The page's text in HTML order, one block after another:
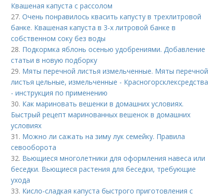
Квашеная капуста с рассолом
27.Очень понравилось квасить капусту в трехлитровой
банке. Квашеная капуста в 3-х литровой банке в
собственном соку без воды
28. Подкормка яблонь осенью удобрениями. Добавление
статьи в новую подборку
29. Мяты перечной листья измельченные. Мяты перечной
листья цельные, измельченные - Красногорсклексредства
- инструкция по применению
30. Как мариновать вешенки в домашних условиях.
Быстрый рецепт маринованных вешенок в домашних
условиях
31. Можно ли сажать на зиму лук семейку. Правила
севооборота
32. Вьющиеся многолетники для оформления навеса или
беседки. Вьющиеся растения для беседки, требующие
ухода
33. Кисло-сладкая капуста быстрого приготовления с